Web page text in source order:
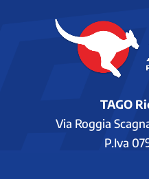
TAGO
Via Roggia
P.Iva